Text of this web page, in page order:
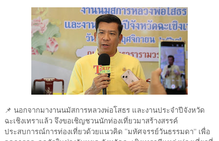
📌 นอกจากมางานนมัสการหลวงพ่อโสธร และงานประจำปีจังหวัด
ฉะเชิงเทราแล้ว จึงขอเชิญชวนนักท่องเที่ยวมาสร้างสรรค์
ประสบการณ์การท่องเที่ยวด้วยแนวคิด “มหัศจรรย์วันธรรมดา” เพื่อ